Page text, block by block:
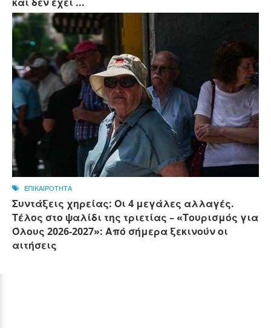
ΕΠΙΚΑΙΡΟΤΗΤΑ
Συντάξεις χηρείας: Οι 4 μεγάλες αλλαγές.
Τέλος στο ψαλίδι της τριετίας – «Τουρισμός για
Όλους 2026-2027»: Από σήμερα ξεκινούν οι
αιτήσεις